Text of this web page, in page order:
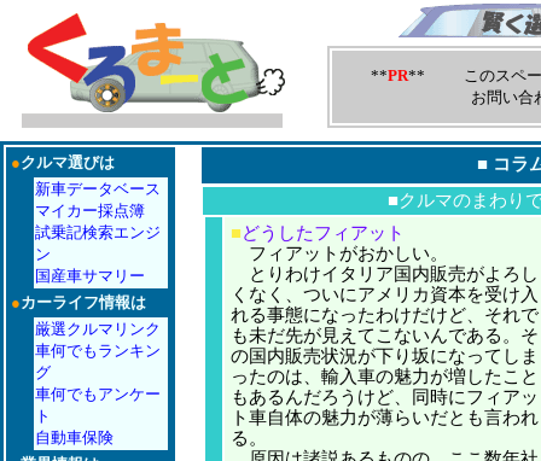
**PR** このスペース
お問い合
●クルマ選びは
新車データベース
マイカー採点簿
試乗記検索エンジ
ン
国産車サマリー
●カーライフ情報は
厳選クルマリンク
車何でもランキン
グ
車何でもアンケー
ト
自動車保険
■ コラ
■クルマのまわり
■どうしたフィアット
フィアットがおかしい。
とりわけイタリア国内販売がよろし
くなく、ついにアメリカ資本を受け入
れる事態になったわけだけど、それで
も未だ先が見えてこないんである。そ
の国内販売状況が下り坂になってしま
ったのは、輸入車の魅力が増したこと
もあるんだろうけど、同時にフィアッ
ト車自体の魅力が薄らいだとも言われ
る。